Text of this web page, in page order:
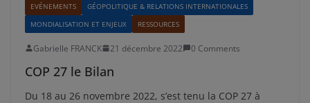
EVÉNEMENTS
GÉOPOLITIQUE & RELATIONS INTERNATIONALES
MONDIALISATION ET ENJEUX
RESSOURCES
Gabrielle FRANCK 21 décembre 2022 0 Comments
COP 27 le Bilan
Du 18 au 26 novembre 2022, s’est tenu la COP 27 à